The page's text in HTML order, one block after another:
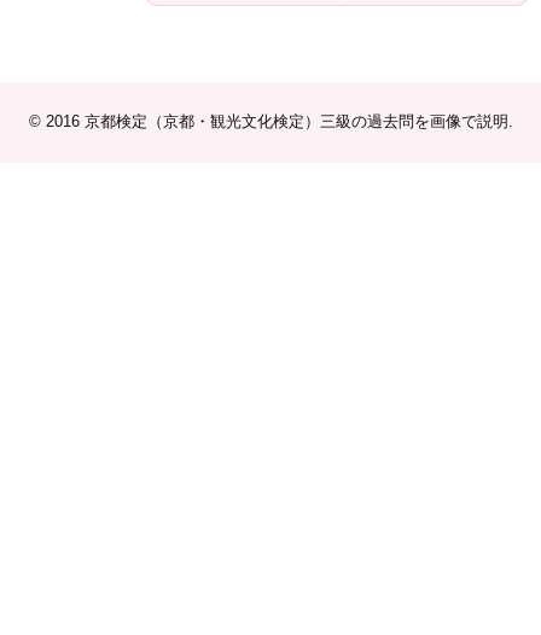
© 2016 京都検定（京都・観光文化検定）三級の過去問を画像で説明